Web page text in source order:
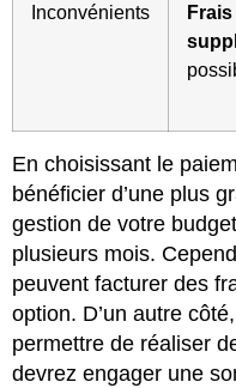
Inconvénients
Frais
En choisissant le
bénéficier d’une plus
gestion de votre
plusieurs mois.
peuvent facturer des
option. D’un autre
permettre de réaliser
devrez engager une